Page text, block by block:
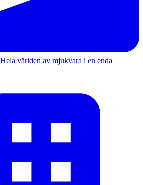
Hela världen av mjukvara i en enda